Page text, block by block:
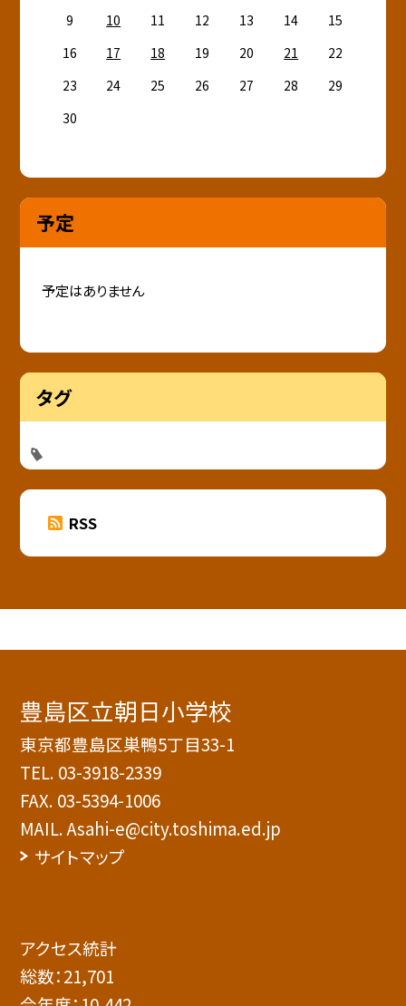
9
10 11 12 13 14
15
16
17 18 19 20 21
22
23
24 25 26 27 28
29
30
予定
予定はありません
タグ
RSS
豊島区立朝日小学校
東京都豊島区巣鴨5丁目33-1
TEL. 03-3918-2339
FAX. 03-5394-1006
MAIL. Asahi-e@city.toshima.ed.jp
サイトマップ
アクセス統計
総数：21,701